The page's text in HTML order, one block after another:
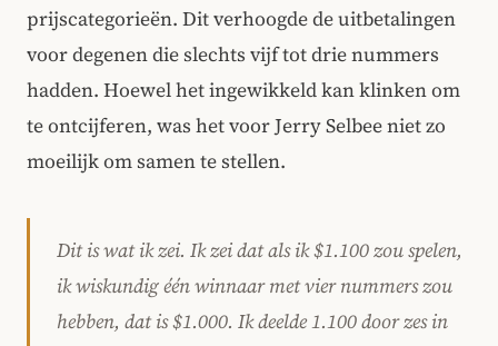
prijscategorieën. Dit verhoogde de uitbetalingen
voor degenen die slechts vijf tot drie nummers
hadden. Hoewel het ingewikkeld kan klinken om
te ontcijferen, was het voor Jerry Selbee niet zo
moeilijk om samen te stellen.
Dit is wat ik zei. Ik zei dat als ik $1.100 zou spelen,
ik wiskundig één winnaar met vier nummers zou
hebben, dat is $1.000. Ik deelde 1.100 door zes in